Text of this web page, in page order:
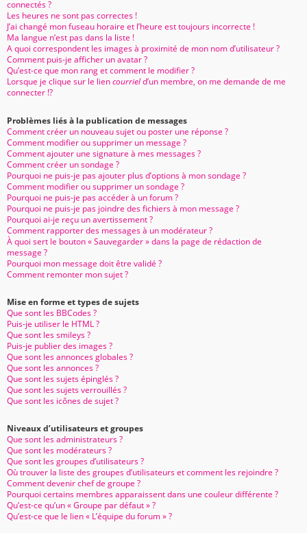
connectés ?
Les heures ne sont pas correctes !
J’ai changé mon fuseau horaire et l’heure est toujours incorrecte !
Ma langue n’est pas dans la liste !
A quoi correspondent les images à proximité de mon nom d’utilisateur ?
Comment puis-je afficher un avatar ?
Qu’est-ce que mon rang et comment le modifier ?
Lorsque je clique sur le liencourrield’un membre, on me demande de me
connecter !?
Problèmes liés à la publication de messages
Comment créer un nouveau sujet ou poster une réponse ?
Comment modifier ou supprimer un message ?
Comment ajouter une signature à mes messages ?
Comment créer un sondage ?
Pourquoi ne puis-je pas ajouter plus d’options à mon sondage ?
Comment modifier ou supprimer un sondage ?
Pourquoi ne puis-je pas accéder à un forum ?
Pourquoi ne puis-je pas joindre des fichiers à mon message ?
Pourquoi ai-je reçu un avertissement ?
Comment rapporter des messages à un modérateur ?
À quoi sert le bouton « Sauvegarder » dans la page de rédaction de
message ?
Pourquoi mon message doit être validé ?
Comment remonter mon sujet ?
Mise en forme et types de sujets
Que sont les BBCodes ?
Puis-je utiliser le HTML ?
Que sont les smileys ?
Puis-je publier des images ?
Que sont les annonces globales ?
Que sont les annonces ?
Que sont les sujets épinglés ?
Que sont les sujets verrouillés ?
Que sont les icônes de sujet ?
Niveaux d’utilisateurs et groupes
Que sont les administrateurs ?
Que sont les modérateurs ?
Que sont les groupes d’utilisateurs ?
Où trouver la liste des groupes d’utilisateurs et comment les rejoindre ?
Comment devenir chef de groupe ?
Pourquoi certains membres apparaissent dans une couleur différente ?
Qu’est-ce qu’un « Groupe par défaut » ?
Qu’est-ce que le lien « L’équipe du forum » ?